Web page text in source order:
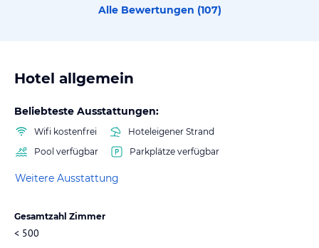
Alle Bewertungen (107)
Hotel allgemein
Beliebteste Ausstattungen:
Wifi kostenfrei
Hoteleigener Strand
Pool verfügbar
Parkplätze verfügbar
Weitere Ausstattung
Gesamtzahl Zimmer
< 500